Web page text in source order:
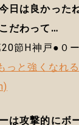
日は良かった
だわって…
節H神戸●０ー
と強くなれ
は攻撃的にボ